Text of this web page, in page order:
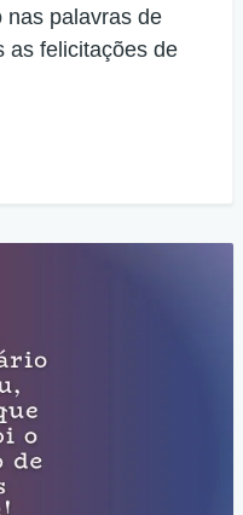
nas palavras de
as felicitações de